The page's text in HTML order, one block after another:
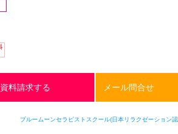
資料請求する メール問合せ
ブルームーンセラピストスクール(日本リラクゼーション